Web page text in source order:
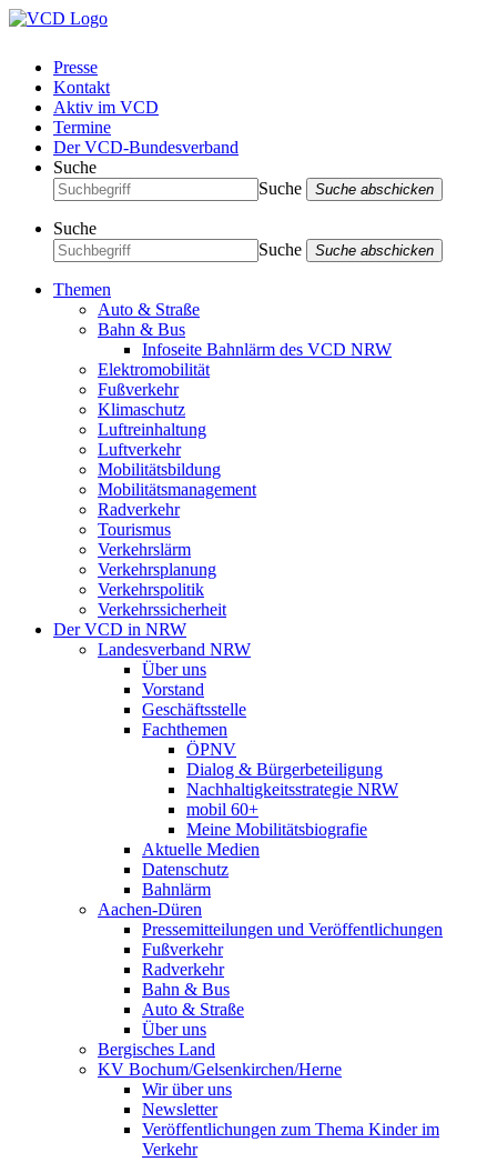
Presse
Kontakt
Aktiv im VCD
Termine
Der VCD-Bundesverband
Suche
Suche
Suche abschicken
Suche
Suche
Suche abschicken
Themen
Auto & Straße
Bahn & Bus
Infoseite Bahnlärm des VCD NRW
Elektromobilität
Fußverkehr
Klimaschutz
Luftreinhaltung
Luftverkehr
Mobilitätsbildung
Mobilitätsmanagement
Radverkehr
Tourismus
Verkehrslärm
Verkehrsplanung
Verkehrspolitik
Verkehrssicherheit
Der VCD in NRW
Landesverband NRW
Über uns
Vorstand
Geschäftsstelle
Fachthemen
ÖPNV
Dialog & Bürgerbeteiligung
Nachhaltigkeitsstrategie NRW
mobil 60+
Meine Mobilitätsbiografie
Aktuelle Medien
Datenschutz
Bahnlärm
Aachen-Düren
Pressemitteilungen und Veröffentlichungen
Fußverkehr
Radverkehr
Bahn & Bus
Auto & Straße
Über uns
Bergisches Land
KV Bochum/Gelsenkirchen/Herne
Wir über uns
Newsletter
Veröffentlichungen zum Thema Kinder im
Verkehr